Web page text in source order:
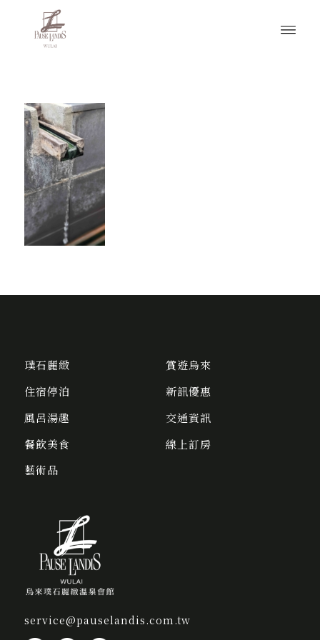
璞石麗緻
住宿停泊
風呂湯趣
餐飲美食
藝術品
賞遊烏來
新訊優惠
交通資訊
線上訂房
service@pauselandis.com.tw